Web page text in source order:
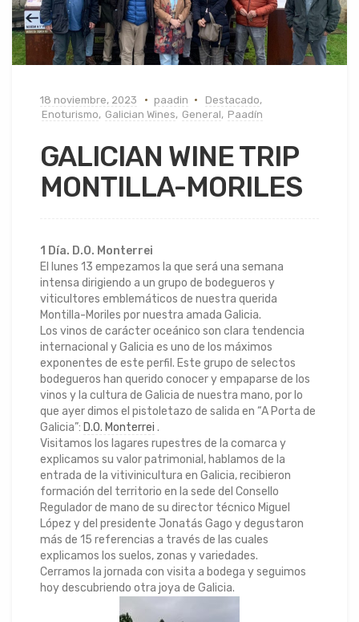
18 noviembre, 2023 paadin Destacado,
Enoturismo, Galician Wines, General, Paadín
GALICIAN WINE TRIP
MONTILLA-MORILES
1 Día. D.O. Monterrei
El lunes 13 empezamos la que será una semana
intensa dirigiendo a un grupo de bodegueros y
viticultores emblemáticos de nuestra querida
Montilla-Moriles por nuestra amada Galicia.
Los vinos de carácter oceánico son clara tendencia
internacional y Galicia es uno de los máximos
exponentes de este perfil. Este grupo de selectos
bodegueros han querido conocer y empaparse de los
vinos y la cultura de Galicia de nuestra mano, por lo
que ayer dimos el pistoletazo de salida en “A Porta de
Galicia”: D.O. Monterrei .
Visitamos los lagares rupestres de la comarca y
explicamos su valor patrimonial, hablamos de la
entrada de la vitivinicultura en Galicia, recibieron
formación del territorio en la sede del Consello
Regulador de mano de su director técnico Miguel
López y del presidente Jonatás Gago y degustaron
más de 15 referencias a través de las cuales
explicamos los suelos, zonas y variedades.
Cerramos la jornada con visita a bodega y seguimos
hoy descubriendo otra joya de Galicia.